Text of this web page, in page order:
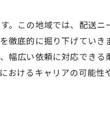
この地域では、配送
徹底的に掘り下げてい
幅広い依頼に対応でき
けるキャリアの可能